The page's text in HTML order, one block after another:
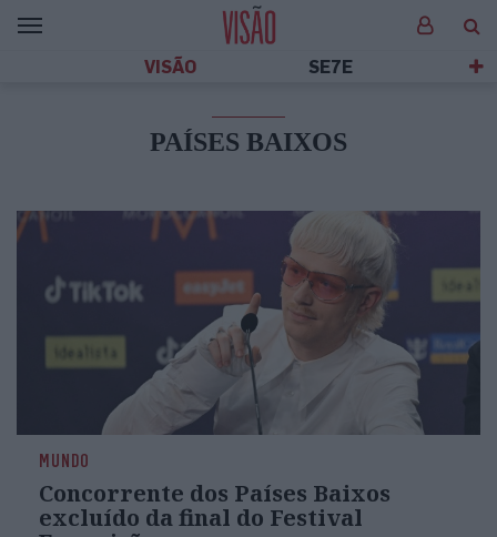
VISÃO SE7E
PAÍSES BAIXOS
MUNDO
Concorrente dos Países Baixos
excluído da final do Festival